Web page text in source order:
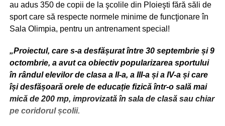
au adus 350 de copii de la şcolile din Ploieşti fără săli de
sport care să respecte normele minime de funcţionare în
Sala Olimpia, pentru un antrenament special!
„Proiectul, care s-a desfășurat între 30 septembrie și 9
octombrie, a avut ca obiectiv popularizarea sportului
în rândul elevilor de clasa a II-a, a III-a și a IV-a și care
își desfășoară orele de educație fizică într-o sală mai
mică de 200 mp, improvizată în sala de clasă sau chiar
pe coridorul școlii.